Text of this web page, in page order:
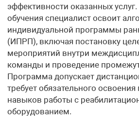
эффективности оказанных
обучения специалист освоит
индивидуальной программы
(ИПРП), включая постановку
мероприятий внутри
команды и проведение
Программа допускает
требует обязательного освоения
навыков работы с
оборудованием.